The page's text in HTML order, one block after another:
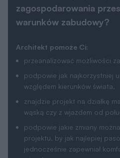
zagospodarowania
warunków zabudowy?
Architekt pomoże Ci:
przeanalizować możliwości
podpowie jak najkorzystniej
względem kierunków świata,
znajdzie projekt na działkę
wąską czy z wjazdem od
podpowie jakie zmiany
projektu, by jak najlepiej
jednocześnie zapewniał